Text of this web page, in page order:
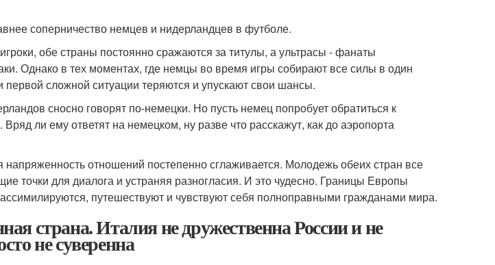
соперничество немцев и нидерландцев в футболе.
обе страны постоянно сражаются за титулы, а ультрасы - фанаты
Однако в тех моментах, где немцы во время игры собирают все силы в один
первой сложной ситуации теряются и упускают свои шансы.
сносно говорят по-немецки. Но пусть немец попробует обратиться к
ли ему ответят на немецком, ну разве что расскажут, как до аэропорта
напряженность отношений постепенно сглаживается. Молодежь обеих стран все
точки для диалога и устраняя разногласия. И это чудесно. Границы Европы
путешествуют и чувствуют себя полноправными гражданами мира.
страна. Италия не дружественна России и не
не суверенна